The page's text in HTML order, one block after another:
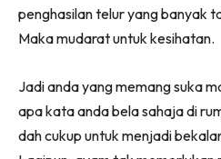
Buat Sendiri
Ilham Impiana
Ilham Impiana
Impiana TV
Casa Impiana
penghasilan telur yang banyak
Maka mudarat untuk kesihatan.
Jadi anda yang memang suka
apa kata anda bela sahaja di
dah cukup untuk menjadi